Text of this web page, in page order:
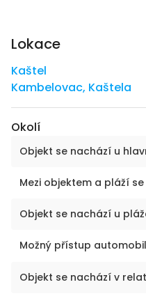
Lokace
Kaštel
Kambelovac, Kaštela
Okolí
Objekt se nachází u
Mezi objektem a pláží
Objekt se nachází u
Možný přístup
Objekt se nachází v